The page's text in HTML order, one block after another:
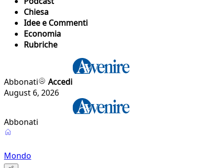
Chiesa
Idee e Commenti
Economia
Rubriche
Abbonati
Accedi
August 6, 2026
Abbonati
Mondo